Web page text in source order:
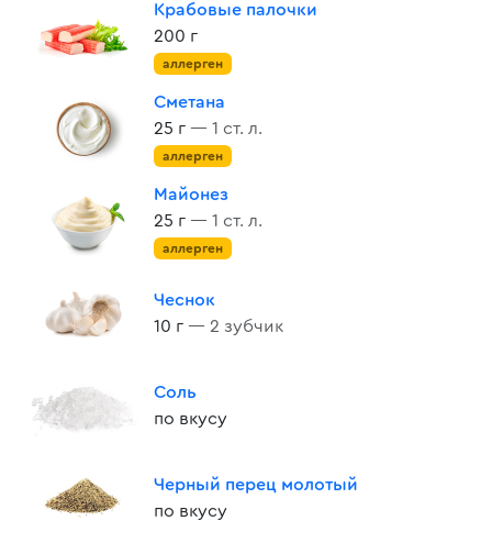
Крабовые палочки
200 г
аллерген
Сметана
25 г — 1 ст. л.
аллерген
Майонез
25 г — 1 ст. л.
аллерген
Чеснок
10 г — 2 зубчик
Соль
по вкусу
Черный перец молотый
по вкусу